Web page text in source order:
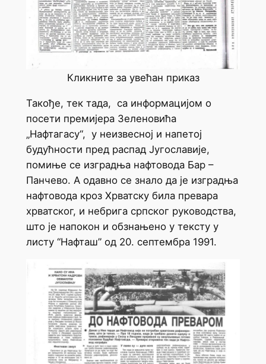
Кликните за увећан приказ
Такође, тек тада, са информацијом о
посети премијера Зеленовића
„Нафтагасу“, у неизвесној и напетој
будућности пред распад Југославије,
помиње се изградња нафтовода Бар –
Панчево. А одавно се знало да је изградња
нафтовода кроз Хрватску била превара
хрватског, и небрига српског руководства,
што је напокон и обзнањено у тексту у
листу “Нафташ” од 20. септембра 1991.